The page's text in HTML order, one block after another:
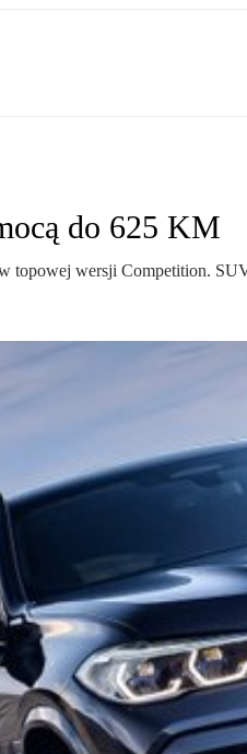
do 625 KM
wersji Competition.